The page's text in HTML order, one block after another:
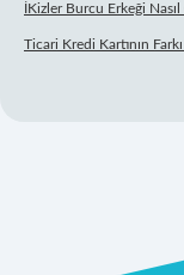
İKizler Burcu Erkeği
Ticari Kredi Kartının